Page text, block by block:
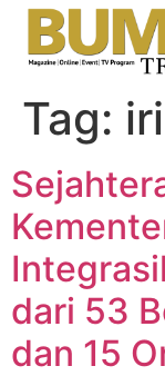
Tag:
dari 53
dan 15